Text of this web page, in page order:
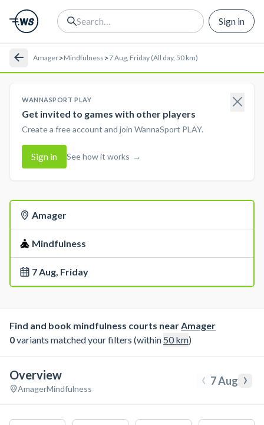
Sign in
Amager>Mindfulness >7 Aug, Friday (All day, 50 km)
WANNASPORT PLAY
Get invited to games with other players
Create a free account and join WannaSport PLAY.
Sign in See how it works →
Amager
Mindfulness
7 Aug, Friday
Find and book mindfulness courts nearAmager
0variants matched your filters (within 50km)
Overview
AmagerMindfulness ‹ 7 Aug ›